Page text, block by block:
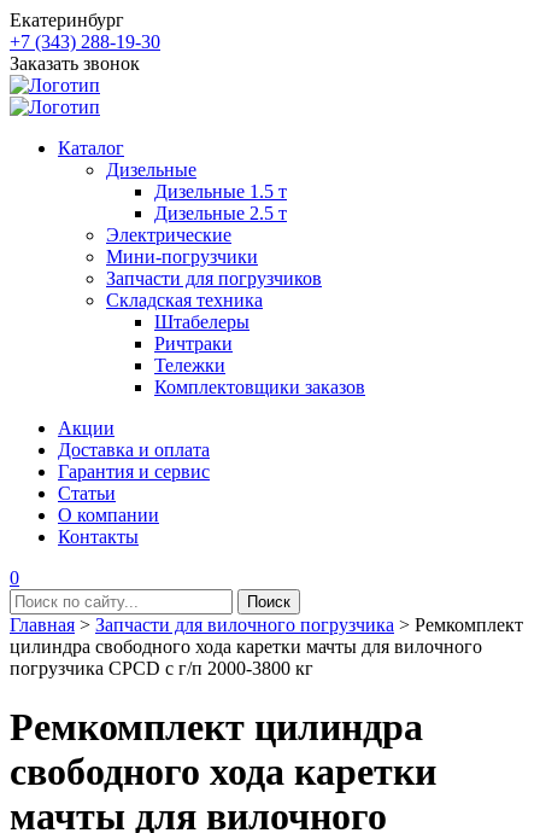
Екатеринбург
+7 (343) 288-19-30
Заказать звонок
Каталог
Дизельные
Дизельные 1.5 т
Дизельные 2.5 т
Электрические
Мини-погрузчики
Запчасти для погрузчиков
Складская техника
Штабелеры
Ричтраки
Тележки
Комплектовщики заказов
Акции
Доставка и оплата
Гарантия и сервис
Статьи
О компании
Контакты
0
Главная > Запчасти для вилочного погрузчика > Ремкомплект
цилиндра свободного хода каретки мачты для вилочного
погрузчика CPCD с г/п 2000-3800 кг
Ремкомплект цилиндра
свободного хода каретки
мачты для вилочного